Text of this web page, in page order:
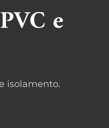
e
isolamento.